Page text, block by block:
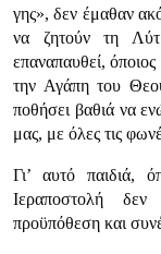
γης», δεν έμαθαν
να ζητούν τη
επαναπαυθεί,
την Αγάπη του
ποθήσει βαθιά να
μας, με όλες τις
Γι’ αυτό παιδιά,
Ιεραποστολή
προϋπόθεση και